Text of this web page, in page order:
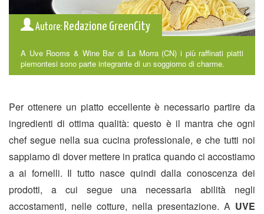
Autore: Redazione GreenCity
A Uve Rooms & Wine Bar di La Morra (CN) i più raffinati piatti
piemontesi sono parte integrante di un soggiorno di charme.
Per ottenere un piatto eccellente è necessario partire da
ingredienti di ottima qualità: questo è il mantra che ogni
chef segue nella sua cucina professionale, e che tutti noi
sappiamo di dover mettere in pratica quando ci accostiamo
a ai fornelli. Il tutto nasce quindi dalla conoscenza dei
prodotti, a cui segue una necessaria abilità negli
accostamenti, nelle cotture, nella presentazione. A UVE